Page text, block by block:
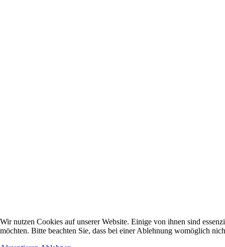
Wir nutzen Cookies auf unserer Website. Einige von ihnen sind
möchten. Bitte beachten Sie, dass bei einer Ablehnung womöglich